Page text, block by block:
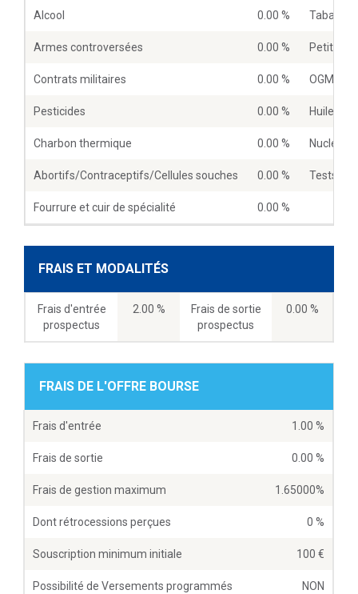
Alcool 0.00 % Tabac
Armes controversées 0.00 % Petites
Contrats militaires 0.00 % OGM
Pesticides 0.00 % Huile de
Charbon thermique 0.00 % Nucléaire
Abortifs/Contraceptifs/Cellules souches 0.00 % Tests
Fourrure et cuir de spécialité 0.00 %
FRAIS ET MODALITÉS
Frais d'entrée
prospectus
2.00 %
Frais de sortie
prospectus
0.00 %
FRAIS DE L'OFFRE BOURSE
Frais d'entrée 1.00 %
Frais de sortie 0.00 %
Frais de gestion maximum 1.65000%
Dont rétrocessions perçues 0 %
Souscription minimum initiale 100
Possibilité de Versements programmés
NON